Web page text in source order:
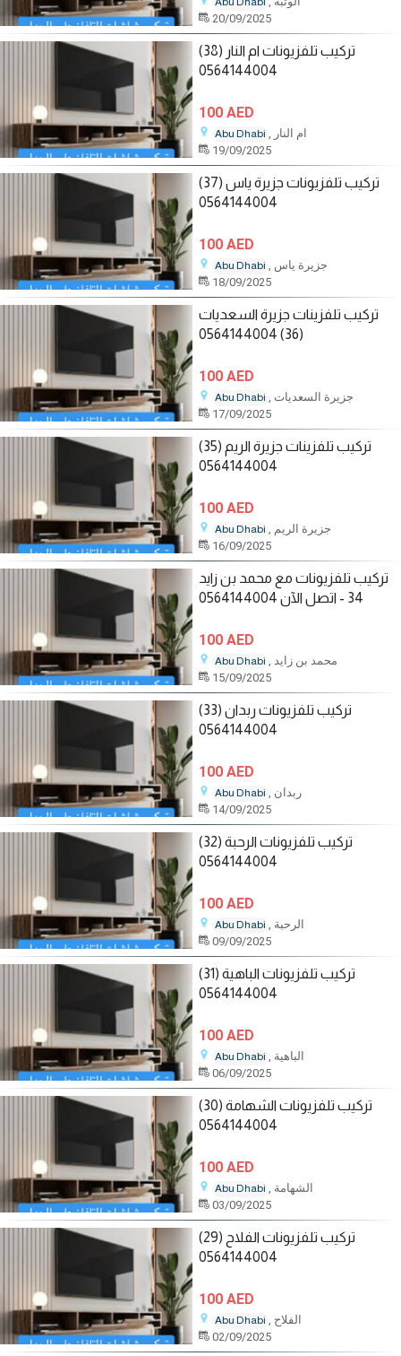
20/09/2025
تركيب تلفزيونات ام النار (38)
0564144004
100 AED
Abu Dhabi
, ام النار
19/09/2025
تركيب تلفزيونات جزيرة ياس (37)
0564144004
100 AED
Abu Dhabi
, جزيرة ياس
18/09/2025
تركيب تلفزينات جزيرة السعديات
(36) 0564144004
100 AED
Abu Dhabi
, جزيرة السعديات
17/09/2025
تركيب تلفزينات جزيرة الريم (35)
0564144004
100 AED
Abu Dhabi
, جزيرة الريم
16/09/2025
تركيب تلفزيونات مع محمد بن زايد
34 - اتصل الآن 0564144004
100 AED
Abu Dhabi
, محمد بن زايد
15/09/2025
تركيب تلفزيونات ربدان (33)
0564144004
100 AED
Abu Dhabi
, ربدان
14/09/2025
تركيب تلفزيونات الرحبة (32)
0564144004
100 AED
Abu Dhabi
, الرحبة
09/09/2025
تركيب تلفزيونات الباهية (31)
0564144004
100 AED
Abu Dhabi
, الباهية
06/09/2025
تركيب تلفزيونات الشهامة (30)
0564144004
100 AED
Abu Dhabi
, الشهامة
03/09/2025
تركيب تلفزيونات الفلاح (29)
0564144004
100 AED
Abu Dhabi
, الفلاح
02/09/2025